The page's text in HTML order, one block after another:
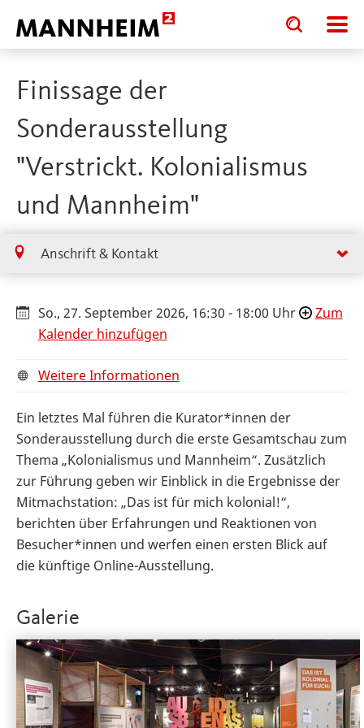
Toggle
search
input
Toggle
search
input
Finissage der
Sonderausstellung
"Verstrickt. Kolonialismus
und Mannheim"
Anschrift & Kontakt
So., 27. September 2026, 16:30 - 18:00 Uhr
Zum
Kalender hinzufügen
Weitere Informationen
Ein letztes Mal führen die Kurator*innen der
Sonderausstellung durch die erste Gesamtschau zum
Thema „Kolonialismus und Mannheim“. Zusätzlich
zur Führung geben wir Einblick in die Ergebnisse der
Mitmachstation: „Das ist für mich kolonial!“,
berichten über Erfahrungen und Reaktionen von
Besucher*innen und werfen einen ersten Blick auf
die künftige Online-Ausstellung.
Galerie